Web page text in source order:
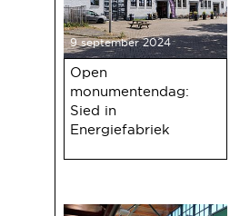
9 september 2024
Open
monumentendag:
Sied in
Energiefabriek